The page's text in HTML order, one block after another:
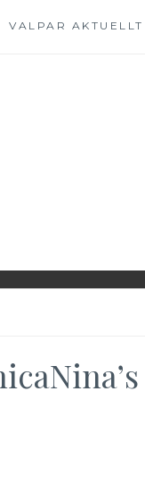
VALPAR AKTUELLT